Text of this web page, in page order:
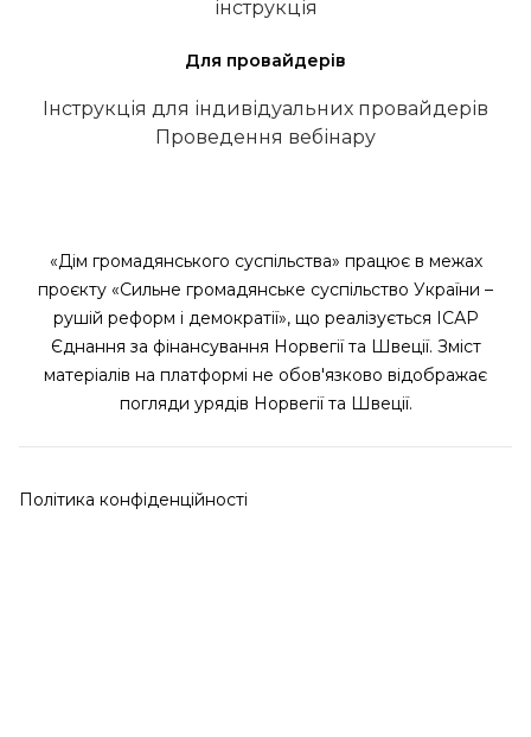
інструкція
Для провайдерів
Інструкція для індивідуальних провайдерів
Проведення вебінару
«Дім громадянського суспільства» працює в межах
проєкту «Сильне громадянське суспільство України –
рушій реформ і демократії», що реалізується ІСАР
Єднання за фінансування Норвегії та Швеції. Зміст
матеріалів на платформі не обов'язково відображає
погляди урядів Норвегії та Швеції.
Політика конфіденційності